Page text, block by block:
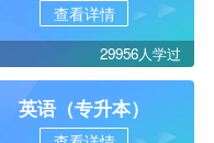
查看详情
29956人学过
英语（专升本）